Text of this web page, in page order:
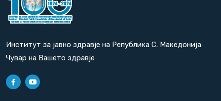
Институт за јавно здравје на Република С. Македонија
Чувар на Вашето здравје